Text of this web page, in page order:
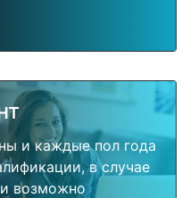
и каждые пол года
в случае
возможно